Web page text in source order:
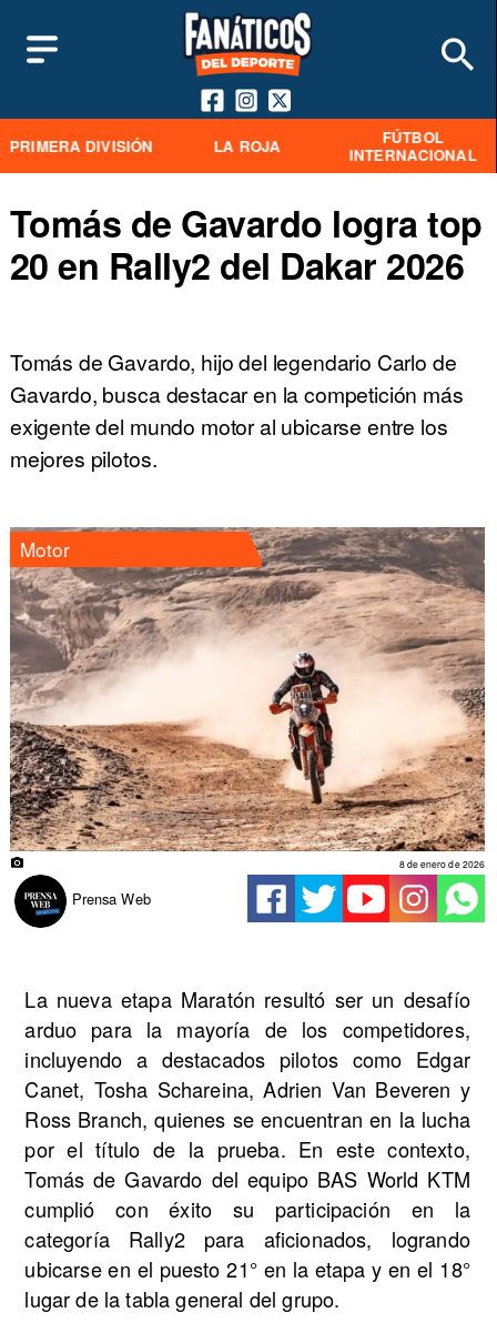
PRIMERA DIVISIÓN LA ROJA
FÚTBOL
INTERNACIONAL
Tomás de Gavardo logra top
20 en Rally2 del Dakar 2026
Tomás de Gavardo, hijo del legendario Carlo de
Gavardo, busca destacar en la competición más
exigente del mundo motor al ubicarse entre los
mejores pilotos.
Motor
Prensa Web
8 de enero de 2026
La nueva etapa Maratón resultó ser un desafío
arduo para la mayoría de los competidores,
incluyendo a destacados pilotos como Edgar
Canet, Tosha Schareina, Adrien Van Beveren y
Ross Branch, quienes se encuentran en la lucha
por el título de la prueba. En este contexto,
Tomás de Gavardo del equipo BAS World KTM
cumplió con éxito su participación en la
categoría Rally2 para aficionados, logrando
ubicarse en el puesto 21° en la etapa y en el 18°
lugar de la tabla general del grupo.